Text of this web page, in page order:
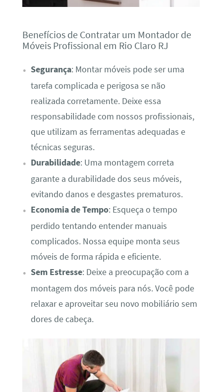
Benefícios de Contratar um Montador de
Móveis Profissional em Rio Claro RJ
Segurança: Montar móveis pode ser uma
tarefa complicada e perigosa se não
realizada corretamente. Deixe essa
responsabilidade com nossos profissionais,
que utilizam as ferramentas adequadas e
técnicas seguras.
Durabilidade: Uma montagem correta
garante a durabilidade dos seus móveis,
evitando danos e desgastes prematuros.
Economia de Tempo: Esqueça o tempo
perdido tentando entender manuais
complicados. Nossa equipe monta seus
móveis de forma rápida e eficiente.
Sem Estresse: Deixe a preocupação com a
montagem dos móveis para nós. Você pode
relaxar e aproveitar seu novo mobiliário sem
dores de cabeça.